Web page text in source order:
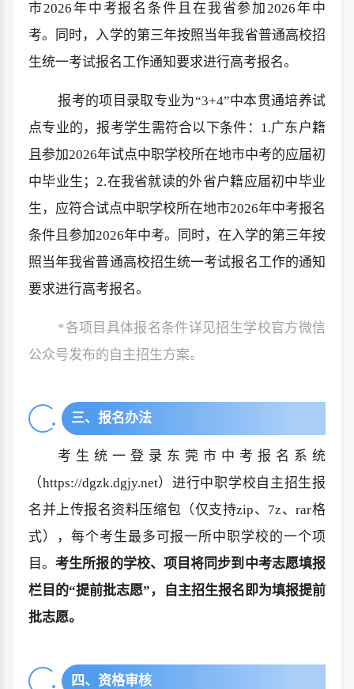
市2026年中考报名条件且在我省参加2026年中
考。同时，入学的第三年按照当年我省普通高校招
生统一考试报名工作通知要求进行高考报名。
报考的项目录取专业为“3+4”中本贯通培养试
点专业的，报考学生需符合以下条件：1.广东户籍
且参加2026年试点中职学校所在地市中考的应届初
中毕业生；2.在我省就读的外省户籍应届初中毕业
生，应符合试点中职学校所在地市2026年中考报名
条件且参加2026年中考。同时，在入学的第三年按
照当年我省普通高校招生统一考试报名工作的通知
要求进行高考报名。
*各项目具体报名条件详见招生学校官方微信
公众号发布的自主招生方案。
三、报名办法
考生统一登录东莞市中考报名系统
（https://dgzk.dgjy.net）进行中职学校自主招生报
名并上传报名资料压缩包（仅支持zip、7z、rar格
式），每个考生最多可报一所中职学校的一个项
目。考生所报的学校、项目将同步到中考志愿填报
栏目的“提前批志愿”，自主招生报名即为填报提前
批志愿。
四、资格审核